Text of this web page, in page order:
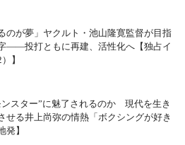
のが夢」ヤクルト・池山隆寛監督が目指
――投打ともに再建、活性化へ【独占イ
】
ンスター”に魅了されるのか 現代を生き
せる井上尚弥の情熱「ボクシングが好き
発】